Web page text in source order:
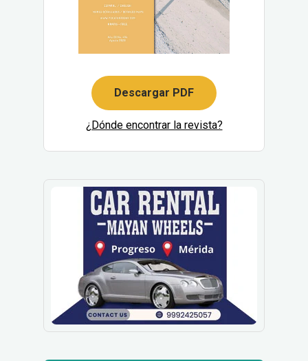
Descargar PDF
¿Dónde encontrar la revista?